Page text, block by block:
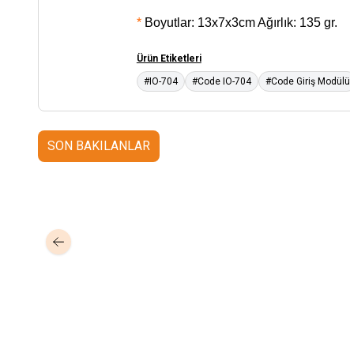
*Boyutlar: 13x7x3cm Ağırlık: 135 gr.
Ürün Etiketleri
#IO-704 #Code IO-704 #Code Giriş Modülü
SON BAKILANLAR